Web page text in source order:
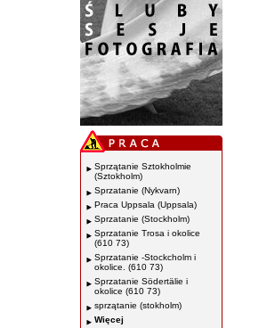
Sprzątanie Sztokholmie
(Sztokholm)
Sprzatanie (Nykvarn)
Praca Uppsala (Uppsala)
Sprzatanie (Stockholm)
Sprzatanie Trosa i okolice
(610 73)
Sprzatanie -Stockcholm i
okolice. (610 73)
Sprzatanie Södertälie i
okolice (610 73)
sprzątanie (stokholm)
Więcej